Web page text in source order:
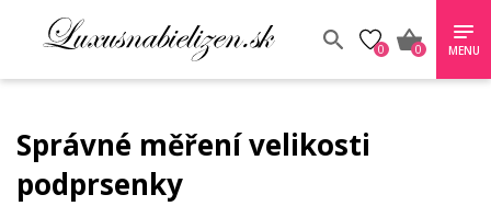
0 0 MENU
Správné měření velikosti
podprsenky